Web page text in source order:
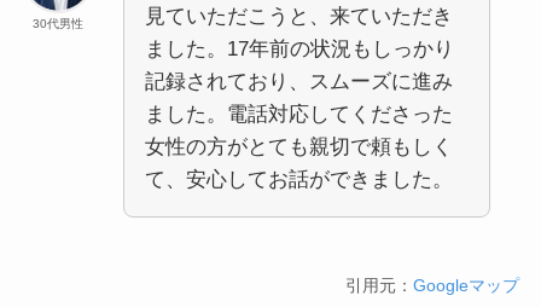
30代男性
見ていただこうと、来ていただき
ました。17年前の状況もしっかり
記録されており、スムーズに進み
ました。電話対応してくださった
女性の方がとても親切で頼もしく
て、安心してお話ができました。
引用元：Googleマップ